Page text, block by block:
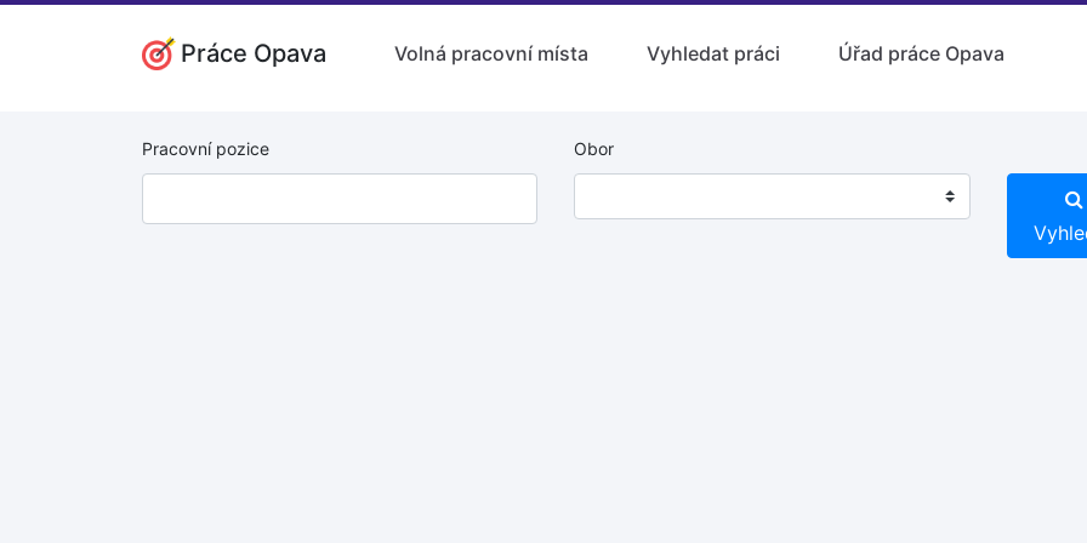
Práce Opava Volná pracovní místa Vyhledat práci Úřad práce Opava
Pracovní pozice Obor